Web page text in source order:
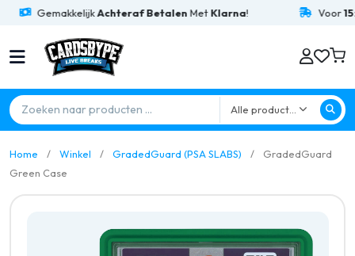
GemakkelijkAchteraf BetalenMetKlarna! Voor15:00
Alle producten
Home Winkel GradedGuard (PSA SLABS)
GradedGuard
Green Case